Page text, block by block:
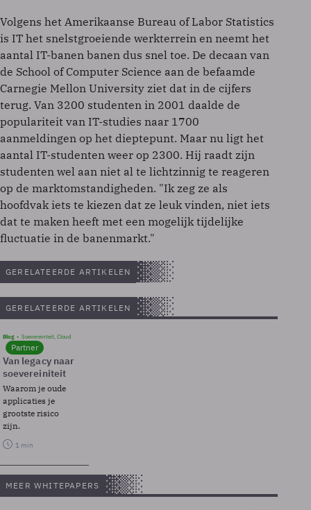
Volgens het Amerikaanse Bureau of Labor Statistics
is IT het snelstgroeiende werkterrein en neemt het
aantal IT-banen banen dus snel toe. De decaan van
de School of Computer Science aan de befaamde
Carnegie Mellon University ziet dat in de cijfers
terug. Van 3200 studenten in 2001 daalde de
populariteit van IT-studies naar 1700
aanmeldingen op het dieptepunt. Maar nu ligt het
aantal IT-studenten weer op 2300. Hij raadt zijn
studenten wel aan niet al te lichtzinnig te reageren
op de marktomstandigheden. "Ik zeg ze als
hoofdvak iets te kiezen dat ze leuk vinden, niet iets
dat te maken heeft met een mogelijk tijdelijke
fluctuatie in de banenmarkt."
GERELATEERDE ARTIKELEN
GERELATEERDE ARTIKELEN
Blog Soevereinteit, Cloud
Partner
Van legacy naar
soevereiniteit
Waarom je oude
applicaties je
grootste risico
zijn.
1 min
MEER WHITEPAPERS